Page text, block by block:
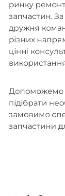
ринку
запчастин. За
дружня
різних
цінні
Допоможемо
підібрати
замовимо
запчастини